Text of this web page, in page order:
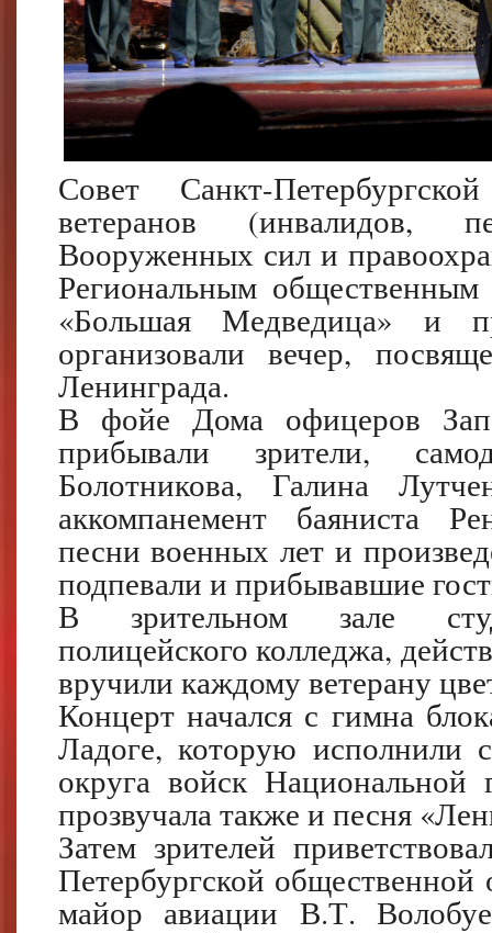
Совет Санкт-
ветеранов (инвалидов,
Вооруженных сил и
Региональным
«Большая Медведица» и
организовали вечер,
Ленинграда.
В фойе Дома офицеров
прибывали зрители,
Болотникова, Галина
аккомпанемент баяниста
песни военных лет и
подпевали и прибывавшие
В зрительном зале
полицейского колледжа,
вручили каждому ветерану
Концерт начался с гимна
Ладоге, которую исполнили
округа войск
прозвучала также и песня
Затем зрителей
Петербургской общественной
майор авиации В.Т.